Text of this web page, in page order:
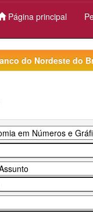
Página principal
do Nordeste do